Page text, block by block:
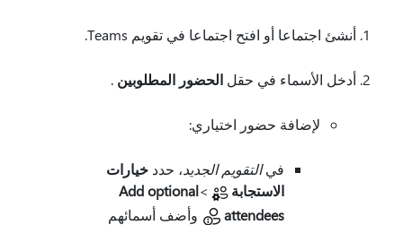
أنشئ اجتماعا أو افتح اجتماعا في تقويم Teams.
أدخل الأسماء في حقل الحضور المطلوبين .
لإضافة حضور اختياري:
فيالتقويم الجديد، حدد خيارات
الاستجابة
>
Add optional
attendees
وأضف أسمائهم